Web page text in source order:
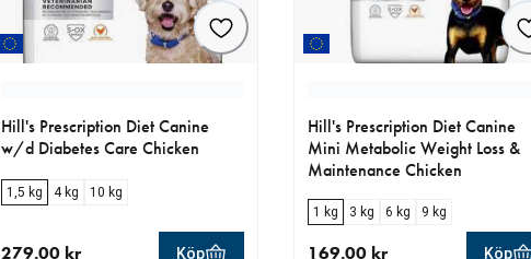
Hill's Prescription Diet Canine
w/d Diabetes Care Chicken
1,5 kg 4 kg 10 kg
279.00 kr Köp
Hill's Prescription Diet Canine
Mini Metabolic Weight Loss &
Maintenance Chicken
1 kg 3 kg 6 kg 9 kg
169.00 kr Köp